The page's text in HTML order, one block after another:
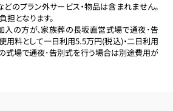
のプラン外サービス・物品は含まれません。
となります。
の方が、家族葬の長坂直営式場で通夜･告
用料として一日利用5.5万円(税込)・二日利用
式場で通夜･告別式を行う場合は別途費用が